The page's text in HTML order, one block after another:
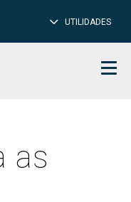
UTILIDADES
as